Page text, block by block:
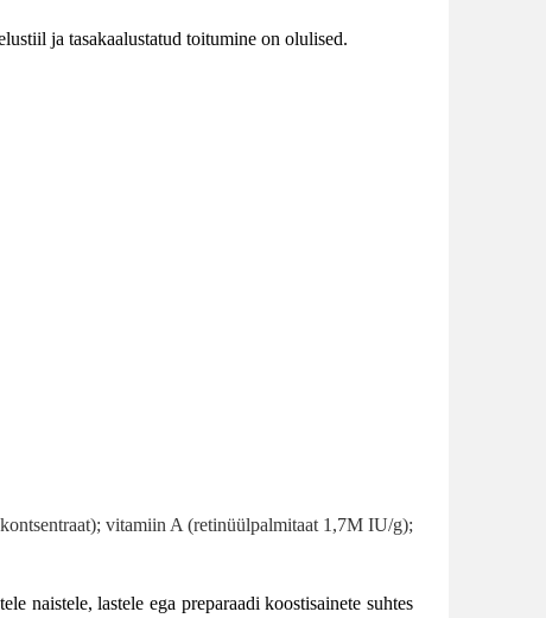
ja tasakaalustatud toitumine on olulised.
vitamiin A (retinüülpalmitaat 1,7M IU/g);
naistele, lastele ega preparaadi koostisainete suhtes